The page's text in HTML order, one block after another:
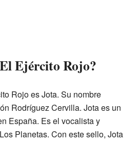
Ejército Rojo?
Rojo es Jota. Su nombre
Rodríguez Cervilla. Jota es un
España. Es el vocalista y
Planetas. Con este sello, Jota